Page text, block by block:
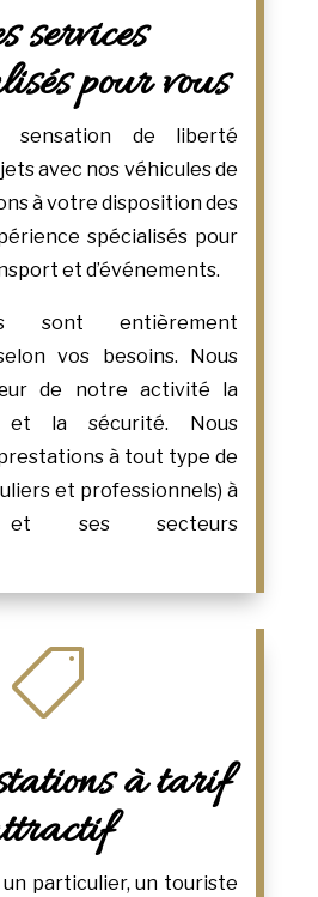
services
pour vous
sensation de liberté
avec nos véhicules de
à votre disposition des
spécialisés pour
et d’événements.
sont entièrement
vos besoins. Nous
de notre activité la
et la sécurité. Nous
à tout type de
et professionnels) à
ses secteurs

à tarif
un particulier, un touriste